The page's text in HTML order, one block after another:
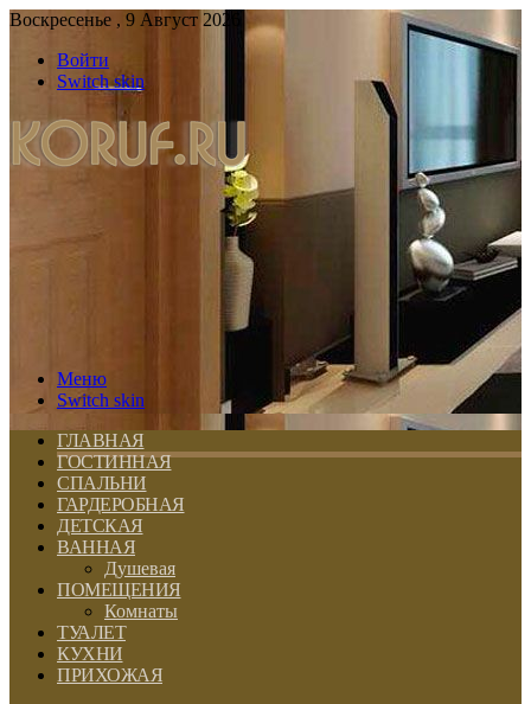
Воскресенье , 9 Август 2026
Войти
Switch skin
Меню
Switch skin
ГЛАВНАЯ
ГОСТИННАЯ
СПАЛЬНИ
ГАРДЕРОБНАЯ
ДЕТСКАЯ
ВАННАЯ
Душевая
ПОМЕЩЕНИЯ
Комнаты
ТУАЛЕТ
КУХНИ
ПРИХОЖАЯ